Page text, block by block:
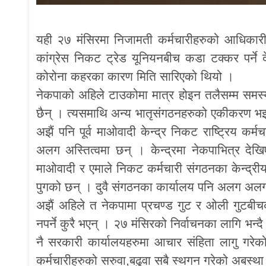
यही २७ मंसिरमा निजामती कर्मचारीहरुको
कांग्रेस निकट ट्रेड यूनियनबीच कडा टक्कर
कोरोना कहरका कारण मिति सारिएको थियो ।
नेकपाको अहिले टाउकोमा मात्र होइन तलैसम्म
छैन् । त्यसमाथि अन्य भातृसंगठनहरुको एकीकरण
अझैं पनि पूर्व माओवादी केन्द्र निकट राष्ट्रिय
अलग अस्तित्वमा छन् । केन्द्रमा नेकपाभित्र
माओवादी र एमाले निकट कर्मचारी संगठनका
पुगको छन् । दुवै संगठनका कार्यालय पनि अलग
अझैं अहिले त नेकपामा प्रचण्ड गुट र ओली
नपर्ने कुरै भएन् । २७ मंसिरको निर्वाचनका लागि
नै सरकारी कार्यालयहरुमा आचार संहिता लागु
कर्मचारीहरुको सरुवा,बढुवा सबै स्थगन गरेको